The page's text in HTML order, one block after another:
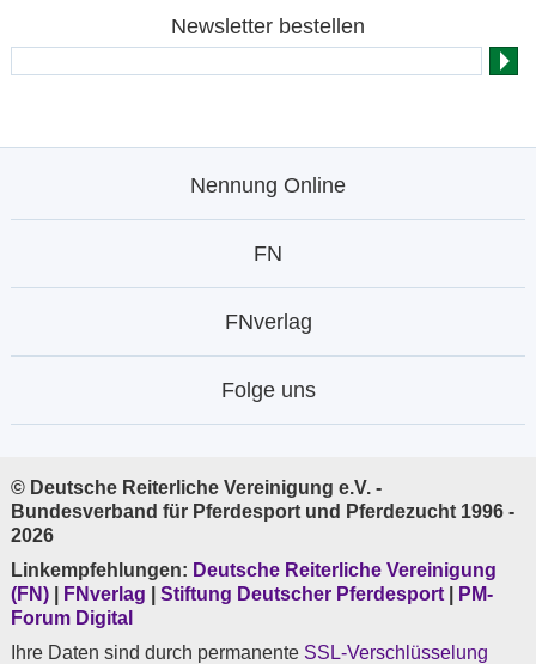
Newsletter bestellen
Nennung Online
FN
FNverlag
Folge uns
© Deutsche Reiterliche Vereinigung e.V. -
Bundesverband für Pferdesport und Pferdezucht 1996 -
2026
Linkempfehlungen: Deutsche Reiterliche Vereinigung
(FN)
FNverlag Stiftung Deutscher Pferdesport
PM-
Forum Digital
Ihre Daten sind durch permanente SSL-Verschlüsselung